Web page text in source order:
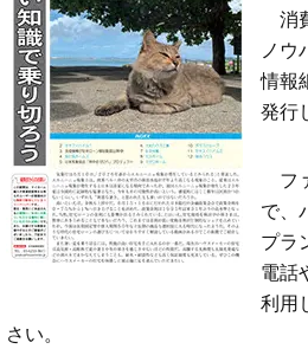
消
ノウ
情報
発行
フ
で、
プラ
電話
利用
さい。